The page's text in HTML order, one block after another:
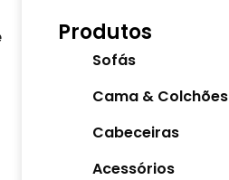
Produtos
Sofás
Cama & Colchões
Cabeceiras
Acessórios